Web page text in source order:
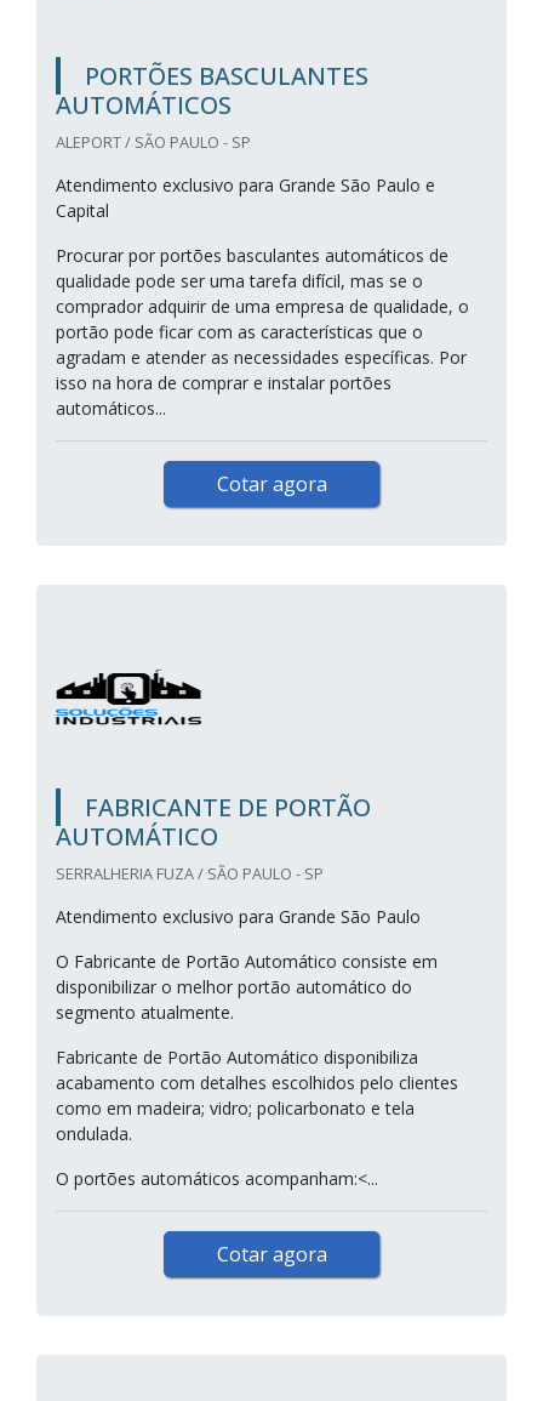
PORTÕES BASCULANTES
AUTOMÁTICOS
ALEPORT / SÃO PAULO - SP
Atendimento exclusivo para Grande São Paulo e
Capital
Procurar por portões basculantes automáticos de
qualidade pode ser uma tarefa difícil, mas se o
comprador adquirir de uma empresa de qualidade, o
portão pode ficar com as características que o
agradam e atender as necessidades específicas. Por
isso na hora de comprar e instalar portões
automáticos...
Cotar agora
FABRICANTE DE PORTÃO
AUTOMÁTICO
SERRALHERIA FUZA / SÃO PAULO - SP
Atendimento exclusivo para Grande São Paulo
O Fabricante de Portão Automático consiste em
disponibilizar o melhor portão automático do
segmento atualmente.
Fabricante de Portão Automático disponibiliza
acabamento com detalhes escolhidos pelo clientes
como em madeira; vidro; policarbonato e tela
ondulada.
O portões automáticos acompanham:<...
Cotar agora